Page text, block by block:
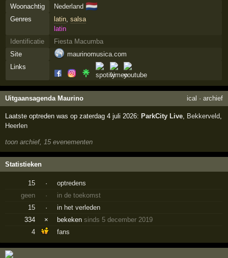
Woonachtig
Nederland 🇳🇱
Genres latin, salsa
latin
Identificatie
Fiesta Macumba
Site
maurinomusica.com
Links
Uitgaansagenda Maurino ical · archief
Laatste optreden was op zaterdag 4 juli 2026: ParkCity Live Bekkerveld
Heerlen
toon archief, 15 evenementen
Statistieken
15 ·
optredens
geen
·
in de toekomst
15
·
in het verleden
334
× bekekensinds 5 december 2019
4
fans